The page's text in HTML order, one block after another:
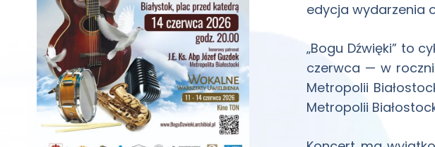
edycja wydarzenia
„Bogu Dźwięki” to
czerwca — w
Metropolii
Metropolii